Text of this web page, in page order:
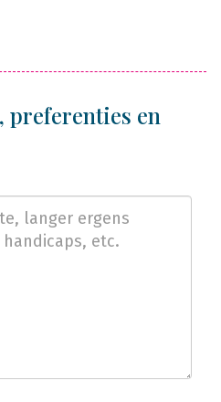
preferenties en